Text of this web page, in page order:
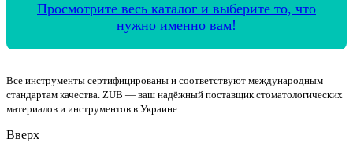
Просмотрите весь каталог и выберите то, что
нужно именно вам!
Все инструменты сертифицированы и соответствуют международным
стандартам качества. ZUB — ваш надёжный поставщик стоматологических
материалов и инструментов в Украине.
Вверх